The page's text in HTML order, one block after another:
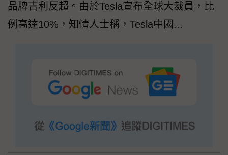
品牌吉利反超。由於Tesla宣布全球大裁員，比
例高達10%，知情人士稱，Tesla中國...